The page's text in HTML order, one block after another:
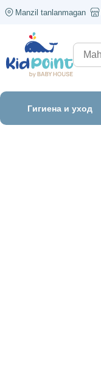
Manzil tanlanmagan
Гигиена и уход